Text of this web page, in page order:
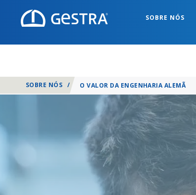
SOBRE NÓS
SOBRE NÓS / O VALOR DA ENGENHARIA ALEMÃ